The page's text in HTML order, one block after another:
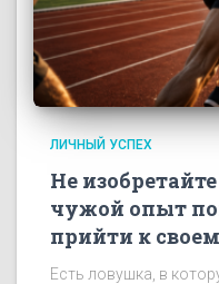
ЛИЧНЫЙ УСПЕХ
Не
чужой опыт
прийти к
Есть ловушка, в